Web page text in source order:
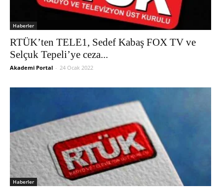
Haberler
RTÜK’ten TELE1, Sedef Kabaş FOX TV ve
Selçuk Tepeli’ye ceza...
Akademi Portal - 24 Ocak 2022
Haberler